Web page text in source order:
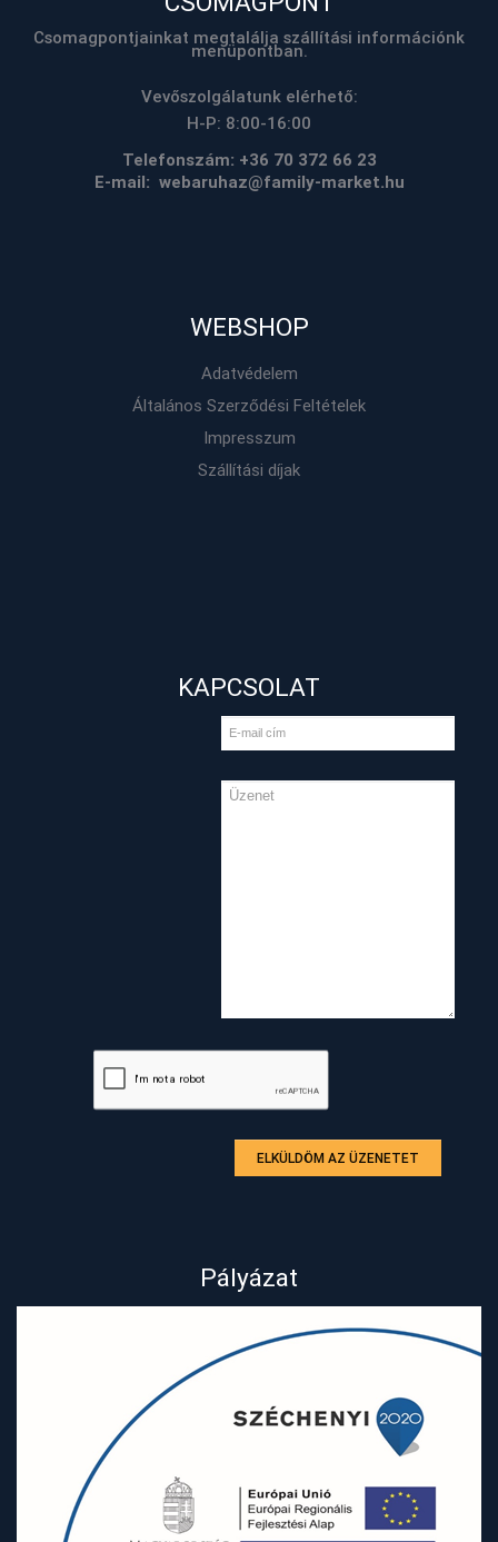
Csomagpontjainkat megtalálja szállítási információnk
menüpontban.
Vevőszolgálatunk elérhető:
H-P: 8:00-16:00
Telefonszám: +36 70 372 66 23
E-mail: webaruhaz@family-market.hu
WEBSHOP
Adatvédelem
Általános Szerződési Feltételek
Impresszum
Szállítási díjak
KAPCSOLAT
ELKÜLDÖM AZ ÜZENETET
Pályázat